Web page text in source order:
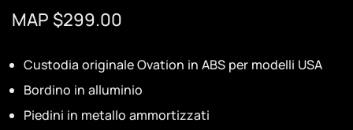
MAP $299.00
Custodia originale Ovation in ABS per modelli USA
Bordino in alluminio
Piedini in metallo ammortizzati